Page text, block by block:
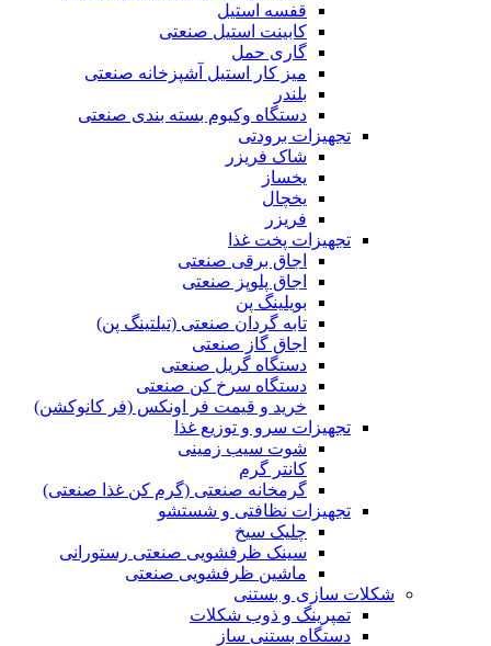
قفسه استیل
کابینت استیل صنعتی
گاری حمل
میز کار استیل آشپزخانه صنعتی
بلندر
دستگاه وکیوم بسته بندی صنعتی
تجهیزات برودتی
شاک فریزر
یخساز
یخچال
فریزر
تجهیزات پخت غذا
اجاق برقی صنعتی
اجاق پلوپز صنعتی
بویلینگ پن
تابه گردان صنعتی (تيلتينگ پن)
اجاق گاز صنعتی
دستگاه گریل صنعتی
دستگاه سرخ کن صنعتی
خرید و قیمت فر اونکس (فر کانوکشن)
تجهیزات سرو و توزیع غذا
شوت سیب زمینی
کانتر گرم
گرمخانه صنعتی (گرم کن غذا صنعتی)
تجهیزات نظافتی و شستشو
چلیک سیخ
سینک ظرفشویی صنعتی رستورانی
ماشین ظرفشویی صنعتی
شکلات سازی و بستنی
تمپرینگ و ذوب شکلات
دستگاه بستنی ساز